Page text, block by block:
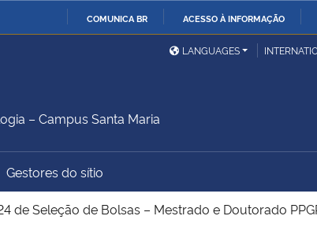
COMUNICA BR ACESSO À INFORMAÇÃO
da Defesa
Ministério das Relações
Exteriores
do
Regional
União
LANGUAGES
– Campus Santa Maria
Gestores do sítio
de Seleção de Bolsas – Mestrado e Doutorado